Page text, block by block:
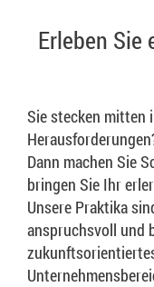
Erleben Sie
Sie stecken mitten
Dann machen Sie
bringen Sie Ihr
Unsere Praktika
anspruchsvoll und